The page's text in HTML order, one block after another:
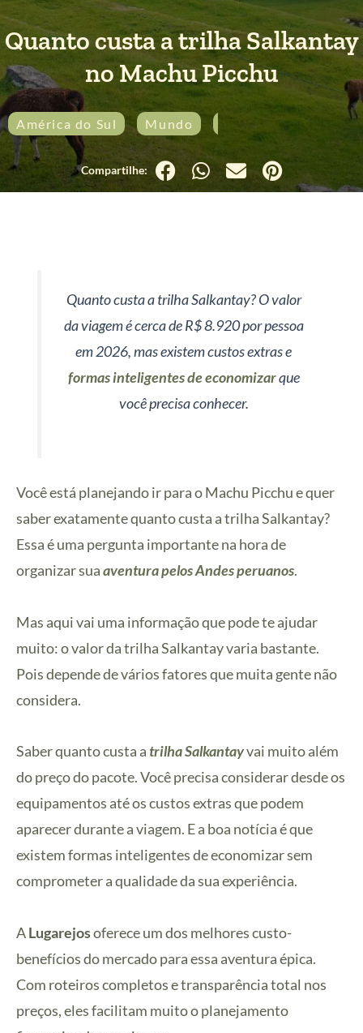
Quanto custa a trilha Salkantay
no Machu Picchu
América do Sul Mundo
Quanto custa a trilha Salkantay? O valor
da viagem é cerca de R$ 8.920 por pessoa
em 2026, mas existem custos extras e
formas inteligentes de economizarque
você precisa conhecer.
Você está planejando ir para o Machu Picchu e quer
saber exatamente quanto custa a trilha Salkantay?
Essa é uma pergunta importante na hora de
organizar suaaventura pelos Andes peruanos.
Mas aqui vai uma informação que pode te ajudar
muito: o valor da trilha Salkantay varia bastante.
Pois depende de vários fatores que muita gente não
considera.
Saber quanto custa a trilha Salkantayvai muito além
do preço do pacote. Você precisa considerar desde os
equipamentos até os custos extras que podem
aparecer durante a viagem. E a boa notícia é que
existem formas inteligentes de economizar sem
comprometer a qualidade da sua experiência.
ALugarejosoferece um dos melhores custo-
benefícios do mercado para essa aventura épica.
Com roteiros completos e transparência total nos
preços, eles facilitam muito o planejamento